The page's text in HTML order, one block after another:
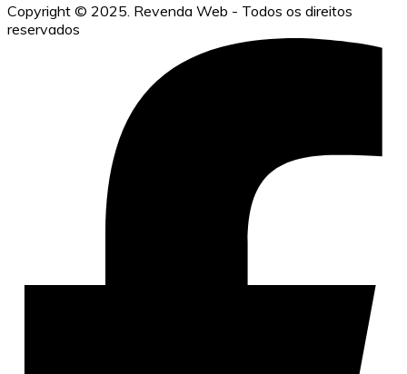
Copyright © 2025. Revenda Web - Todos os direitos
reservados